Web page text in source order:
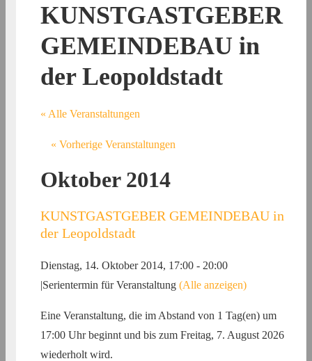
KUNSTGASTGEBER
GEMEINDEBAU in
der Leopoldstadt
« Alle Veranstaltungen
« Vorherige Veranstaltungen
Oktober 2014
KUNSTGASTGEBER GEMEINDEBAU in
der Leopoldstadt
Dienstag, 14. Oktober 2014, 17:00 - 20:00
|Serientermin für Veranstaltung (Alle anzeigen)
Eine Veranstaltung, die im Abstand von 1 Tag(en) um
17:00 Uhr beginnt und bis zum Freitag, 7. August 2026
wiederholt wird.